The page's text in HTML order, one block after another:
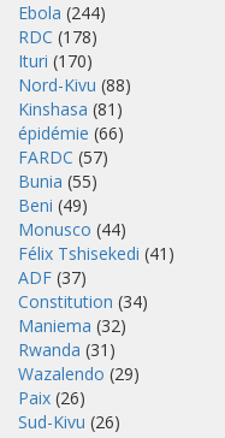
Ebola (244)
RDC (178)
Ituri (170)
Nord-Kivu (88)
Kinshasa (81)
épidémie (66)
FARDC (57)
Bunia (55)
Beni (49)
Monusco (44)
Félix Tshisekedi (41)
ADF (37)
Constitution (34)
Maniema (32)
Rwanda (31)
Wazalendo (29)
Paix (26)
Sud-Kivu (26)